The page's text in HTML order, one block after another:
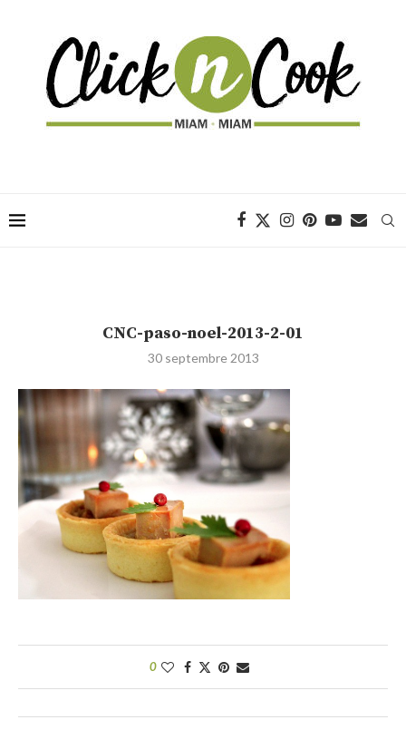
CNC-paso-noel-2013-2-01
30 septembre 2013
0